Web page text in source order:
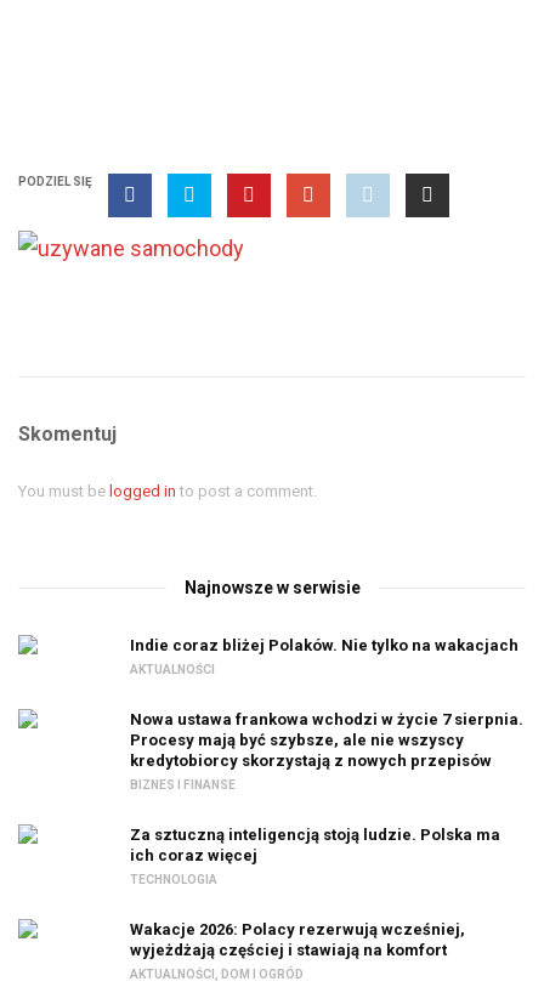
PODZIEL SIĘ
Skomentuj
You must be logged in to post a comment.
Najnowsze w serwisie
Indie coraz bliżej Polaków. Nie tylko na wakacjach
AKTUALNOŚCI
Nowa ustawa frankowa wchodzi w życie 7 sierpnia.
Procesy mają być szybsze, ale nie wszyscy
kredytobiorcy skorzystają z nowych przepisów
BIZNES I FINANSE
Za sztuczną inteligencją stoją ludzie. Polska ma
ich coraz więcej
TECHNOLOGIA
Wakacje 2026: Polacy rezerwują wcześniej,
wyjeżdżają częściej i stawiają na komfort
AKTUALNOŚCI , DOM I OGRÓD